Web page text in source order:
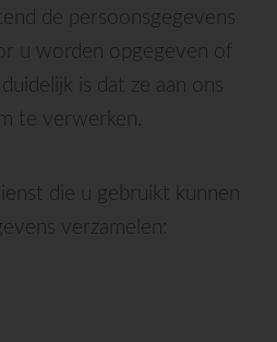
de persoonsgegevens
u worden opgegeven of
is dat ze aan ons
te verwerken.
die u gebruikt kunnen
verzamelen: